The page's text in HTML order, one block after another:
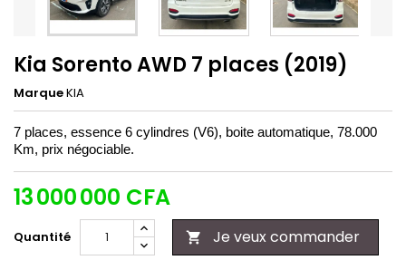
Kia Sorento AWD 7 places (2019)
MarqueKIA
7 places, essence 6 cylindres (V6), boite automatique, 78.000
Km, prix négociable.
13 000 000 CFA
Quantité  Je veux commander